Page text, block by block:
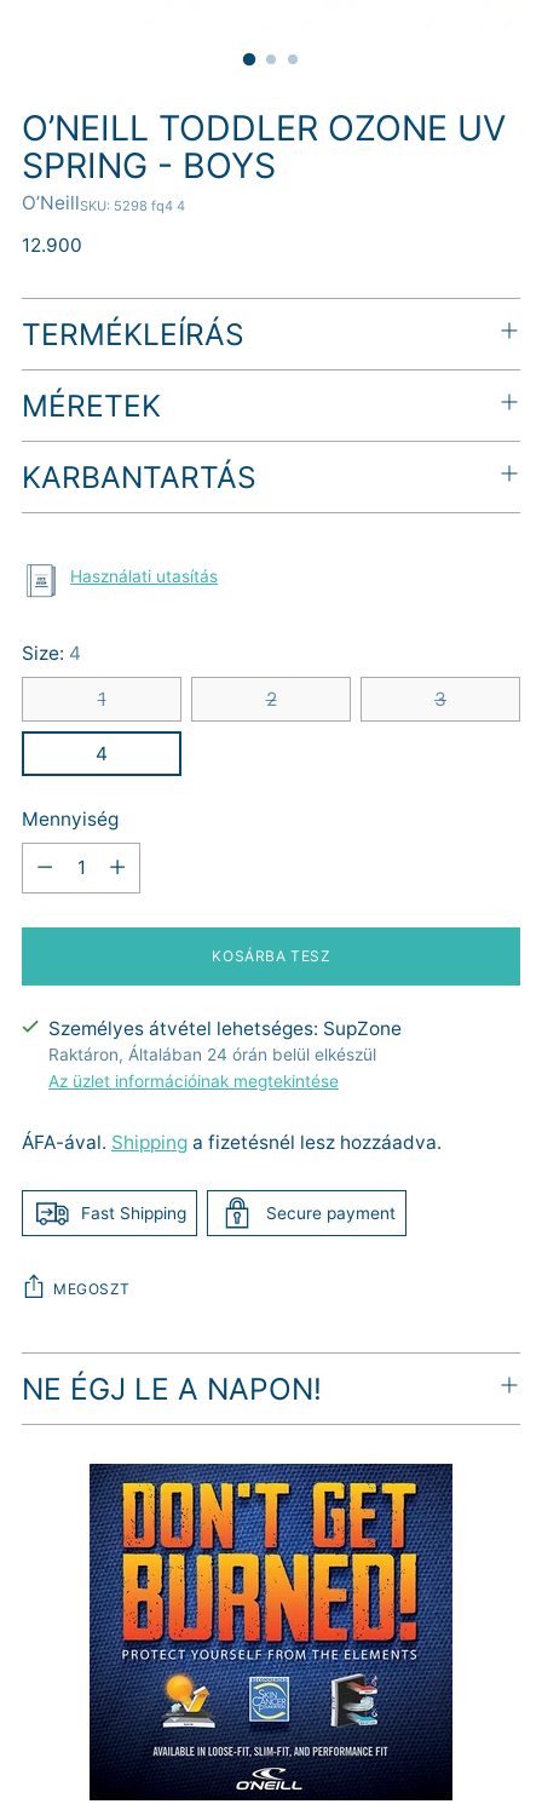
O’NEILL TODDLER OZONE UV
SPRING - BOYS
O’NeillSKU: 5298 fq4 4
Normál
12.900
TERMÉKLEÍRÁS
MÉRETEK
KARBANTARTÁS
Használati utasítás
Size: 4
1
2 3
4
Mennyiség
Mennyiség
KOSÁRBA TESZ
Személyes átvétel lehetséges: SupZone
Raktáron, Általában 24 órán belül elkészül
Az üzlet információinak megtekintése
ÁFA-ával. Shipping a fizetésnél lesz hozzáadva.
Fast Shipping Secure payment
MEGOSZT
Termék
hozzáadása
NE ÉGJ LE A NAPON!